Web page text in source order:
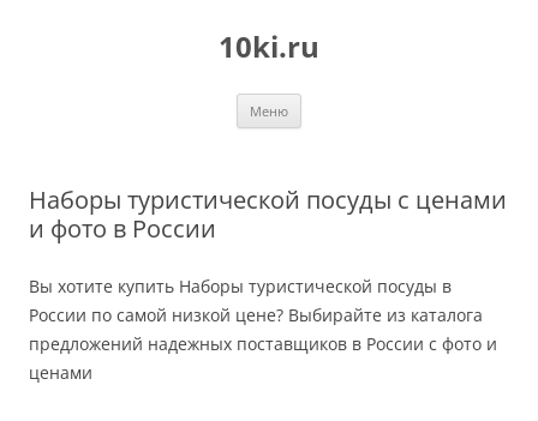
10ki.ru
Меню
Наборы туристической посуды с ценами
и фото в России
Вы хотите купить Наборы туристической посуды в
России по самой низкой цене? Выбирайте из каталога
предложений надежных поставщиков в России с фото и
ценами